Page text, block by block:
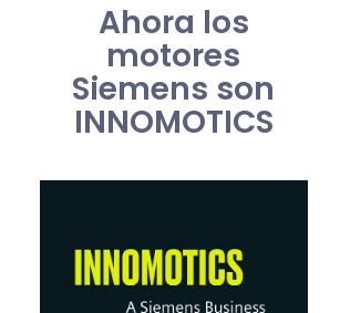
Ahora los
motores
Siemens son
INNOMOTICS